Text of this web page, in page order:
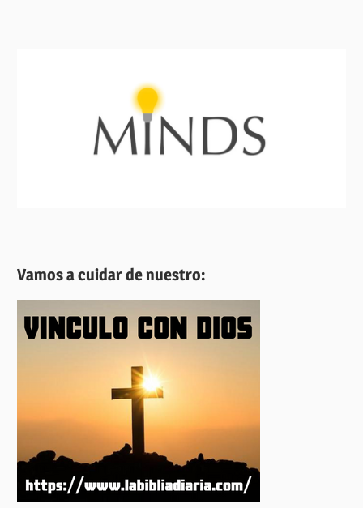
Vamos a cuidar de nuestro: